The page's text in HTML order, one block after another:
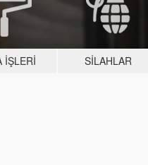
İŞLERI SILAHLAR